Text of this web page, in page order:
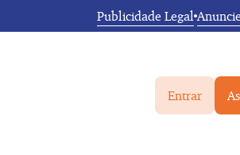
Publicidade Legal
Entrar